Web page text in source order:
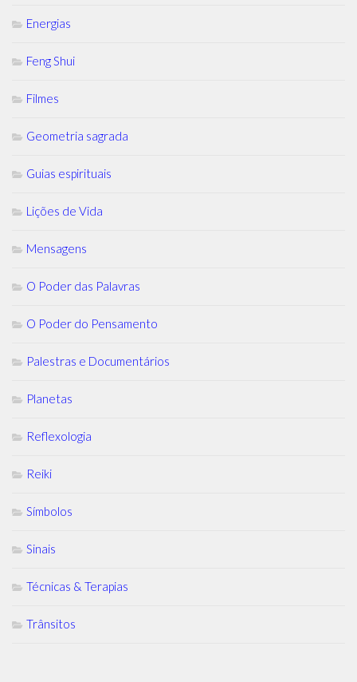
Energias
Feng Shui
Filmes
Geometria sagrada
Guias espirituais
Lições de Vida
Mensagens
O Poder das Palavras
O Poder do Pensamento
Palestras e Documentários
Planetas
Reflexologia
Reiki
Símbolos
Sinais
Técnicas & Terapias
Trânsitos